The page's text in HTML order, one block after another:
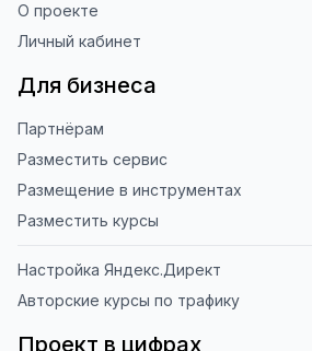
О проекте
Личный кабинет
Для бизнеса
Партнёрам
Разместить сервис
Размещение в инструментах
Разместить курсы
Настройка Яндекс.Директ
Авторские курсы по трафику
Проект в цифрах